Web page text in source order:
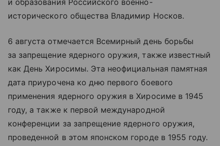
и образования Российского военно-
исторического общества Владимир Носков.
6 августа отмечается Всемирный день борьбы
за запрещение ядерного оружия, также известный
как День Хиросимы. Эта неофициальная памятная
дата приурочена ко дню первого боевого
применения ядерного оружия в Хиросиме в 1945
году, а также к первой международной
конференции за запрещение ядерного оружия,
проведенной в этом японском городе в 1955 году.